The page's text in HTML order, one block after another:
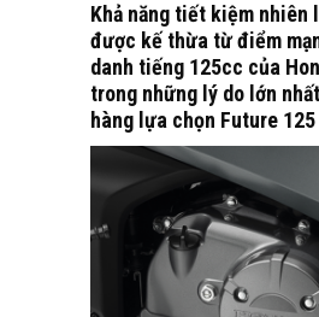
Khả năng tiết kiệm
được kế thừa từ điểm
danh tiếng 125cc của
trong những lý do lớn
hàng lựa chọn Future 125